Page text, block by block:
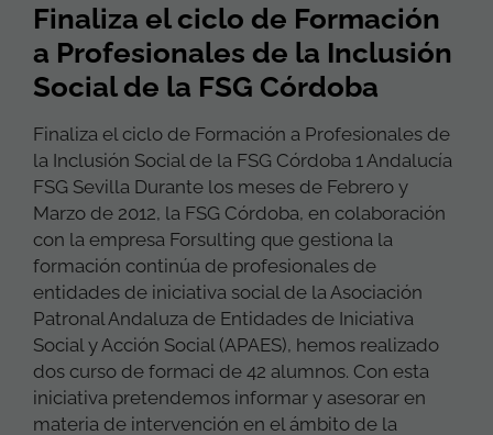
Finaliza el ciclo de Formación
a Profesionales de la Inclusión
Social de la FSG Córdoba
Finaliza el ciclo de Formación a Profesionales de
la Inclusión Social de la FSG Córdoba 1 Andalucía
FSG Sevilla Durante los meses de Febrero y
Marzo de 2012, la FSG Córdoba, en colaboración
con la empresa Forsulting que gestiona la
formación continúa de profesionales de
entidades de iniciativa social de la Asociación
Patronal Andaluza de Entidades de Iniciativa
Social y Acción Social (APAES), hemos realizado
dos curso de formaci de 42 alumnos. Con esta
iniciativa pretendemos informar y asesorar en
materia de intervención en el ámbito de la